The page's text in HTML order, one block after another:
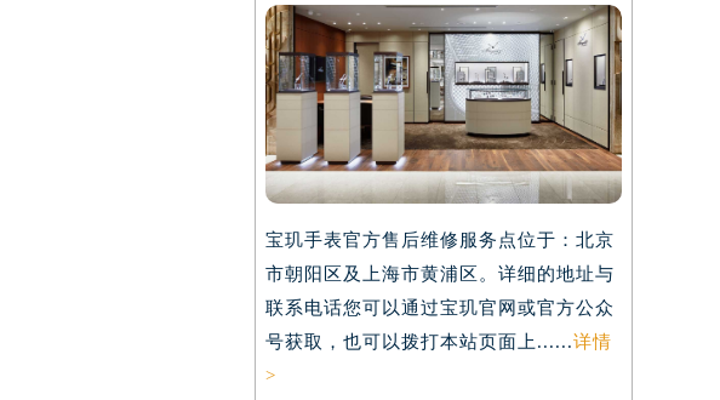
预约）
约）
宝玑手表官方售后维修服务点位于：北京
市朝阳区及上海市黄浦区。详细的地址与
联系电话您可以通过宝玑官网或官方公众
号获取，也可以拨打本站页面上......详情
>